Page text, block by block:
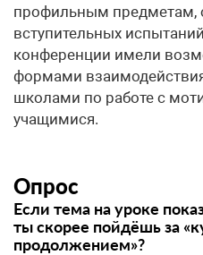
профильным предметам,
вступительных
конференции имели
формами
школами по работе с
учащимися.
Опрос
Если тема на уроке
ты скорее пойдёшь за
продолжением»?